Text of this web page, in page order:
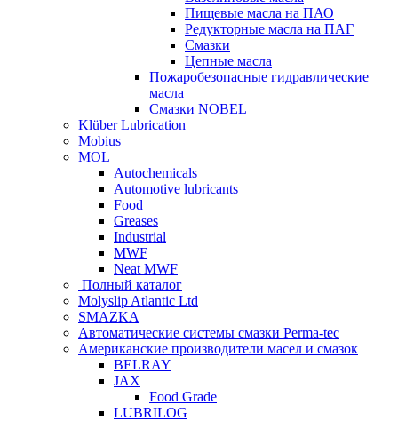
Пищевые масла на ПАО
Редукторные масла на ПАГ
Смазки
Цепные масла
Пожаробезопасные гидравлические
масла
Смазки NOBEL
Klüber Lubrication
Mobius
MOL
Autochemicals
Automotive lubricants
Food
Greases
Industrial
MWF
Neat MWF
Полный каталог
Molyslip Atlantic Ltd
SMAZKA
Автоматические системы смазки Perma-tec
Американские производители масел и смазок
BELRAY
JAX
Food Grade
LUBRILOG